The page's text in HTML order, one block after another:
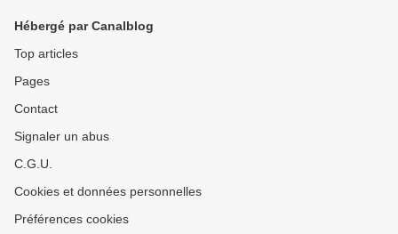
Hébergé par Canalblog
Top articles
Pages
Contact
Signaler un abus
C.G.U.
Cookies et données personnelles
Préférences cookies